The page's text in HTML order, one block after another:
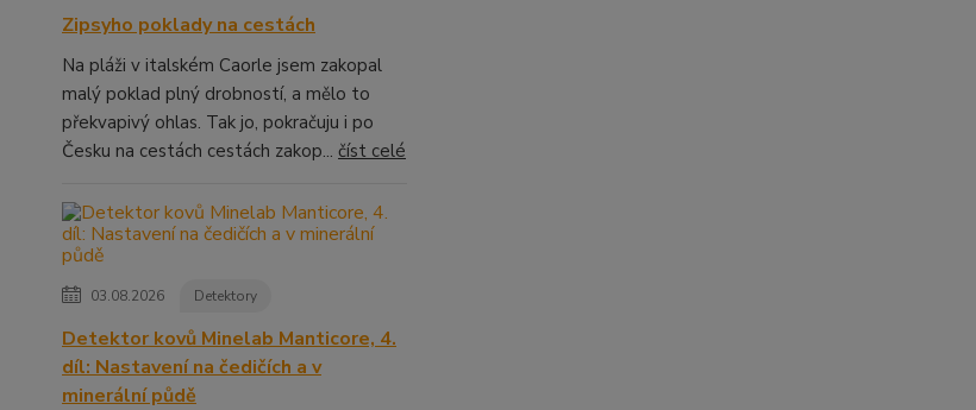
Zipsyho poklady na cestách
Na pláži v italském Caorle jsem zakopal
malý poklad plný drobností, a mělo to
překvapivý ohlas. Tak jo, pokračuju i po
Česku na cestách cestách zakop... číst celé
03.08.2026 Detektory
Detektor kovů Minelab Manticore, 4.
díl: Nastavení na čedičích a v
minerální půdě